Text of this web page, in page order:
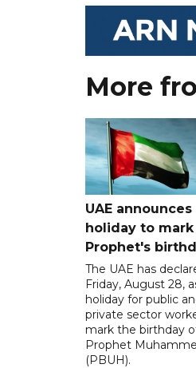
More
UAE announces
holiday to mark
Prophet's
The UAE has
Friday, August 28,
holiday for public
private sector
mark the birthday
Prophet
(PBUH).